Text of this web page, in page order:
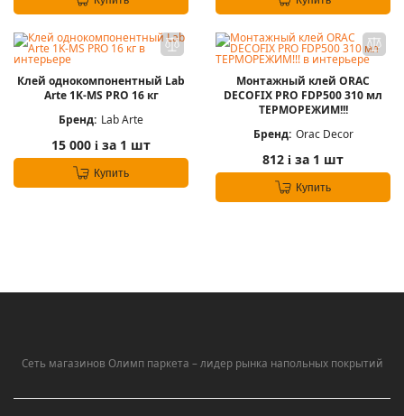
Клей однокомпонентный Lab
Arte 1K-MS PRO 16 кг
Бренд: Lab Arte
15 000 i за 1 шт
Купить
Монтажный клей ORAC
DECOFIX PRO FDP500 310 мл
ТЕРМОРЕЖИМ!!!
Бренд: Orac Decor
812 i за 1 шт
Купить
Сеть магазинов Олимп паркета – лидер рынка напольных покрытий